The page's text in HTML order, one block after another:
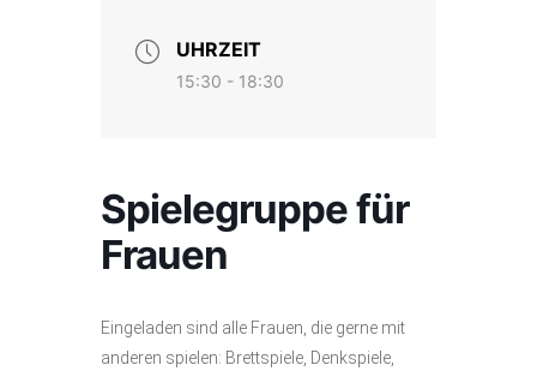
UHRZEIT
15:30 - 18:30
Spielegruppe für
Frauen
Eingeladen sind alle Frauen, die gerne mit
anderen spielen: Brettspiele, Denkspiele,